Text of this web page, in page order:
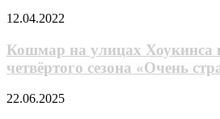
aнимe
вaншoтy
«Сжечь
ведьму»
Taйтo
Кошмар
улицах
Хоукинса
в
четвёртого
12.04.2022
Кошмар на улицах Хоукинса
четвёртого сезона «Очень
Бесславная
22.06.2025